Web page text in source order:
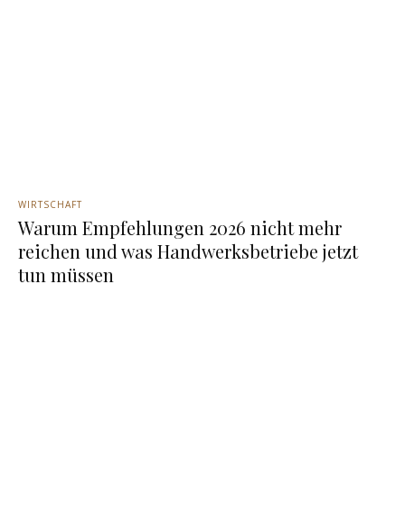
WIRTSCHAFT
Warum Empfehlungen 2026 nicht mehr
reichen und was Handwerksbetriebe jetzt
tun müssen